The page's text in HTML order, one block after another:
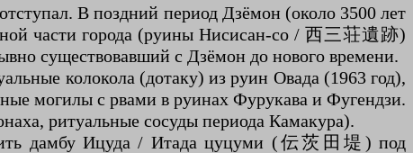
В поздний период Дзёмон (около 3500 лет
части города (руины Нисисан-со / 西三荘遺跡)
существовавший с Дзёмон до нового времени.
колокола (дотаку) из руин Овада (1963 год),
могилы с рвами в руинах Фурукава и Фугендзи.
ритуальные сосуды периода Камакура).
дамбу Ицуда / Итада цуцуми (伝茨田堤) под